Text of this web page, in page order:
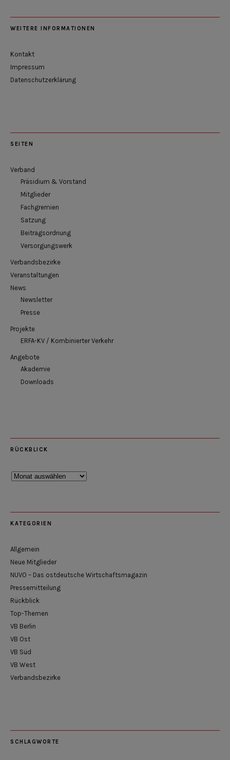
WEITERE INFORMATIONEN
Kontakt
Impressum
Datenschutzerklärung
SEITEN
Verband
Präsidium & Vorstand
Mitglieder
Fachgremien
Satzung
Beitragsordnung
Versorgungswerk
Verbandsbezirke
Veranstaltungen
News
Newsletter
Presse
Projekte
ERFA-KV / Kombinierter Verkehr
Angebote
Akademie
Downloads
RÜCKBLICK
Rückblick
KATEGORIEN
Allgemein
Neue Mitglieder
NUVO – Das ostdeutsche Wirtschaftsmagazin
Pressemitteilung
Rückblick
Top-Themen
VB Berlin
VB Ost
VB Süd
VB West
Verbandsbezirke
SCHLAGWORTE